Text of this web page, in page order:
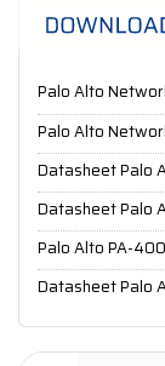
Palo Alto
Palo Alto
Datasheet Palo
Datasheet Palo
Palo Alto PA-
Datasheet Palo